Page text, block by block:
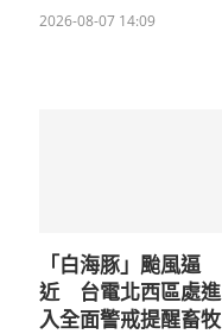
2026-08-07 14:09
「白海豚」颱風逼
近 台電北西區處進
入全面警戒提醒畜牧